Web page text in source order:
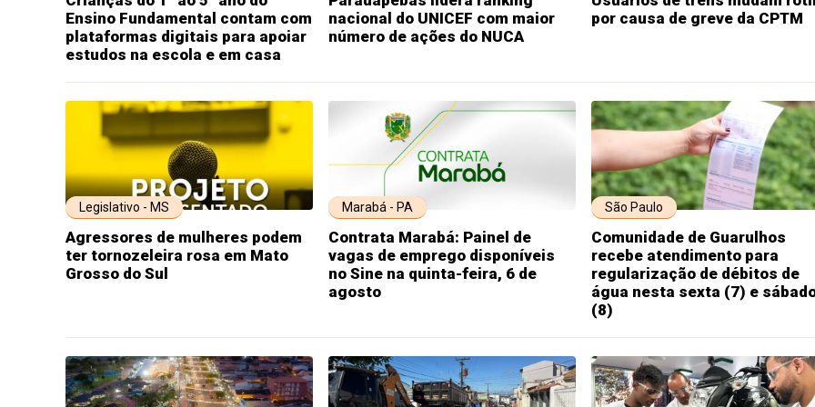
Ensino Fundamental contam com
plataformas digitais para apoiar
estudos na escola e em casa
nacional do UNICEF com maior
número de ações do NUCA
por causa de greve da CPTM
Legislativo - MS
Agressores de mulheres podem
ter tornozeleira rosa em Mato
Grosso do Sul
Marabá - PA
Contrata Marabá: Painel de
vagas de emprego disponíveis
no Sine na quinta-feira, 6 de
agosto
São Paulo
Comunidade de Guarulhos
recebe atendimento para
regularização de débitos de
água nesta sexta (7) e
(8)